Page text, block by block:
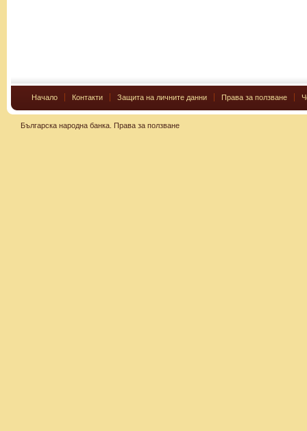
Начало Контакти Защита на личните данни Права за ползване
Българска народна банка. Права за ползване